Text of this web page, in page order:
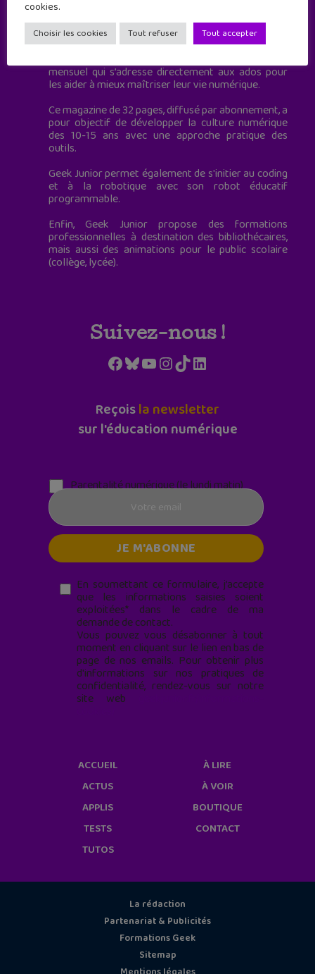
Geek Junior est le premier site de culture numérique
à destination des adolescents.
mensuel qui s’adresse directement aux ados pour
les aider à mieux maîtriser leur vie numérique.
Ce magazine de 32 pages, diffusé par abonnement, a
pour objectif de développer la culture numérique
des 10-15 ans avec une approche pratique des
outils.
Geek Junior permet également de s'initier au coding
et à la robotique avec son robot éducatif
programmable.
Enfin, Geek Junior propose des formations
professionnelles à destination des bibliothécaires,
mais aussi des animations pour le public scolaire
(collège, lycée).
Suivez-nous !
Facebook
Bluesky
YouTube
Instagram
TikTokLinkedIn
Reçoisla newsletter
sur l'éducation numérique
Parentalité numérique (le lundi matin)
En soumettant ce formulaire, j’accepte
que les informations saisies soient
exploitées* dans le cadre de ma
demande de contact.
Vous pouvez vous désabonner à tout
moment en cliquant sur le lien en bas de
page de nos emails. Pour obtenir plus
d'informations sur nos pratiques de
confidentialité, rendez-vous sur notre
site web
cookies.
Choisir les cookies Tout refuser Tout accepter
ACCUEIL
ACTUS
APPLIS
TESTS
TUTOS
À LIRE
À VOIR
BOUTIQUE
CONTACT
La rédaction
Partenariat & Publicités
Formations Geek
Sitemap